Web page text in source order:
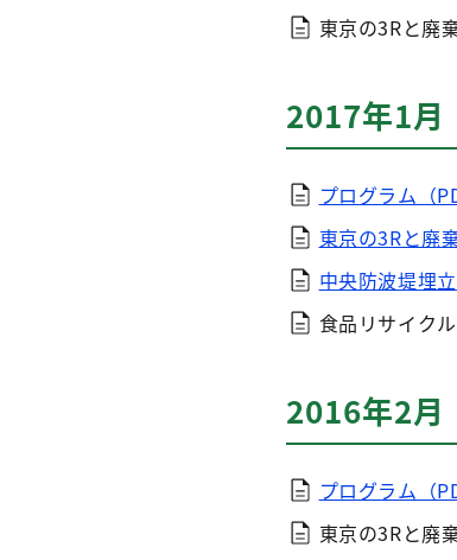
東京の3Rと廃
2017年1月
プログラム（
東京の3Rと廃
中央防波堤埋
食品リサイク
2016年2月
プログラム（
東京の3Rと廃